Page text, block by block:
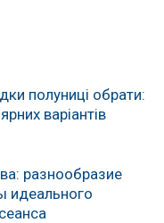
полуниці обрати:
варіантів
разнообразие
идеального